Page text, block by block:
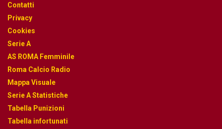
Contatti
Privacy
Cookies
Serie A
AS ROMA Femminile
Roma Calcio Radio
Mappa Visuale
Serie A Statistiche
Tabella Punizioni
Tabella infortunati